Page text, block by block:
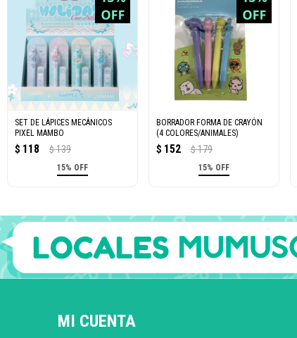
SET DE LÁPICES MECÁNICOS
PIXEL MAMBO
$ 118 $ 139
15% OFF
BORRADOR FORMA DE CRAYÓN
(4 COLORES/ANIMALES)
$ 152 $ 179
15% OFF
MI CUENTA